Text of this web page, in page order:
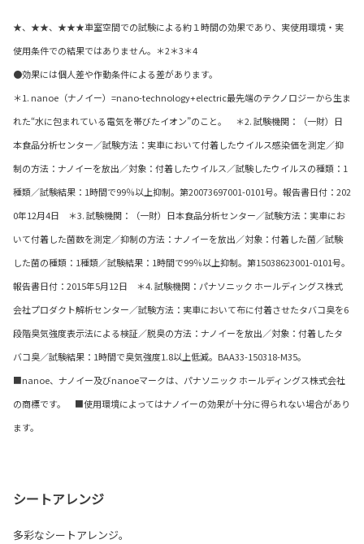
★、★★、★★★車室空間での試験による約１時間の効果であり、実使用環境・実
使用条件での結果ではありません。＊2＊3＊4
●効果には個人差や作動条件による差があります。
＊1. nanoe（ナノイー）=nano-technology+electric最先端のテクノロジーから生ま
れた“水に包まれている電気を帯びたイオン”のこと。 ＊2. 試験機関：（一財）日
本食品分析センター／試験方法：実車において付着したウイルス感染価を測定／抑
制の方法：ナノイーを放出／対象：付着したウイルス／試験したウイルスの種類：1
種類／試験結果：1時間で99％以上抑制。第20073697001-0101号。報告書日付：202
0年12月4日 ＊3. 試験機関：（一財）日本食品分析センター／試験方法：実車にお
いて付着した菌数を測定／抑制の方法：ナノイーを放出／対象：付着した菌／試験
した菌の種類：1種類／試験結果：1時間で99％以上抑制。第15038623001-0101号。
報告書日付：2015年5月12日 ＊4. 試験機関：パナソニック ホールディングス株式
会社プロダクト解析センター／試験方法：実車において布に付着させたタバコ臭を6
段階臭気強度表示法による検証／脱臭の方法：ナノイーを放出／対象：付着したタ
バコ臭／試験結果：1時間で臭気強度1.8以上低減。BAA33-150318-M35。
■nanoe、ナノイー及びnanoeマークは、パナソニック ホールディングス株式会社
の商標です。 ■使用環境によってはナノイーの効果が十分に得られない場合があり
ます。
シートアレンジ
多彩なシートアレンジ。